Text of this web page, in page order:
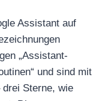
Assistant auf
„Assistant-
und sind mit
Sterne, wie